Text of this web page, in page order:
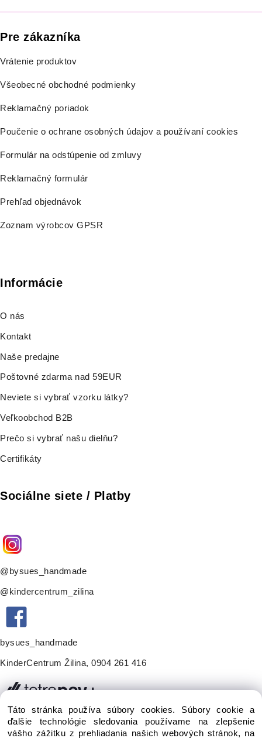
Pre zákazníka
Vrátenie produktov
Všeobecné obchodné podmienky
Reklamačný poriadok
Poučenie o ochrane osobných údajov a používaní cookies
Formulár na odstúpenie od zmluvy
Reklamačný formulár
Prehľad objednávok
Zoznam výrobcov GPSR
Informácie
O nás
Kontakt
Naše predajne
Poštovné zdarma nad 59EUR
Neviete si vybrať vzorku látky?
Veľkoobchod B2B
Prečo si vybrať našu dielňu?
Certifikáty
Sociálne siete / Platby
@bysues_handmade
@kindercentrum_zilina
bysues_handmade
KinderCentrum Žilina, 0904 261 416
Táto stránka používa súbory cookies. Súbory cookie a
ďalšie technológie sledovania používame na zlepšenie
vášho zážitku z prehliadania našich webových stránok, na